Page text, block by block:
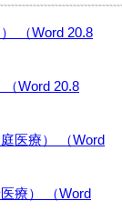
（Word 20.8
Word 20.8
医療） （Word
療） （Word